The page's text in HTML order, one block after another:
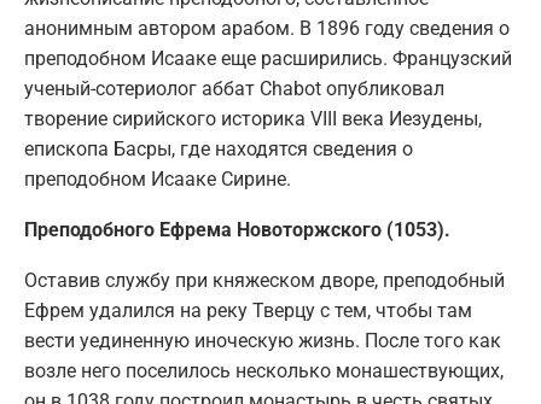
анонимным автором арабом. В 1896 году сведения о
преподобном Исааке еще расширились. Французский
ученый-сотериолог аббат Chabot опубликовал
творение сирийского историка VIII века Иезудены,
епископа Басры, где находятся сведения о
преподобном Исааке Сирине.
Преподобного Ефрема Новоторжского (1053).
Оставив службу при княжеском дворе, преподобный
Ефрем удалился на реку Тверцу с тем, чтобы там
вести уединенную иноческую жизнь. После того как
возле него поселилось несколько монашествующих,